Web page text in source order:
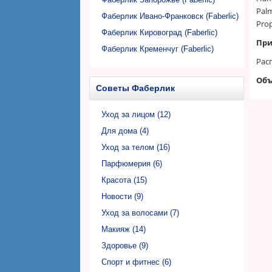
Фаберлик Ивано-Франковск (Faberlic)
Фаберлик Кировоград (Faberlic)
Фаберлик Кременчуг (Faberlic)
Фаберлик Николаев (Faberlic)
Фаберлик Никополь (Faberlic)
Фаберлик Одесса (Faberlic)
Фаберлик Полтава (Faberlic)
Фаберлик Ровно (Faberlic)
Фаберлик Сумы (Faberlic)
Фаберлик Тернополь (Faberlic)
Фаберлик Ужгород (Faberlic)
Фаберлик Харьков (Faberlic)
Фаберлик Херсон (Faberlic)
Советы Фаберлик
Уход за лицом (12)
Для дома (4)
Уход за телом (16)
Парфюмерия (6)
Красота (15)
Новости (9)
Уход за волосами (7)
Макияж (14)
Здоровье (9)
Спорт и фитнес (6)